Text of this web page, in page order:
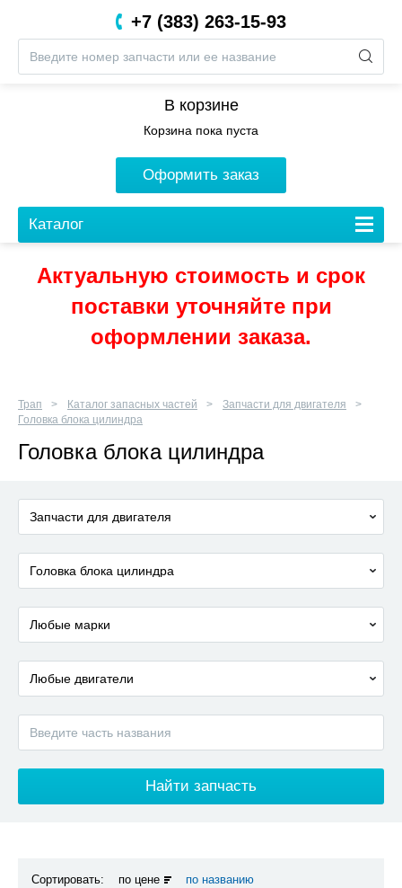
8 (800) 201-05-06
+7 (383) 263-15-93
В корзине
Корзина пока пуста
Оформить заказ
Каталог
Актуальную стоимость и срок
поставки уточняйте при
оформлении заказа.
Трап Каталог запасных частей
Запчасти для двигателя
Головка блока цилиндра
Головка блока цилиндра
Сортировать: по цене по названию